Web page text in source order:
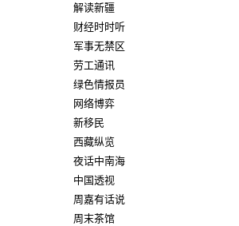
解读新疆
财经时时听
军事无禁区
劳工通讯
绿色情报员
网络博弈
新移民
西藏纵览
夜话中南海
中国透视
周嘉有话说
周末茶馆